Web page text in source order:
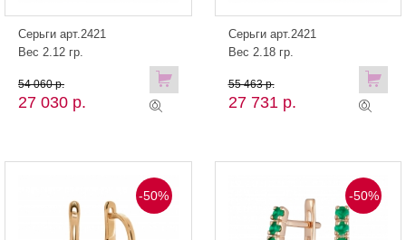
Серьги арт.2421
Вес 2.12 гр.
27 030 р.
54 060 р.
Серьги арт.2421
Вес 2.18 гр.
27 731 р.
55 463 р.
-50% -50%